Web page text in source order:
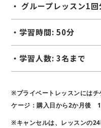
・ グループレッスン1
・学習時間: 50分
・学習人数: 3名まで
※プライベートレッスンには
ケージ：購入日から2か月後
※キャンセルは、レッスンの